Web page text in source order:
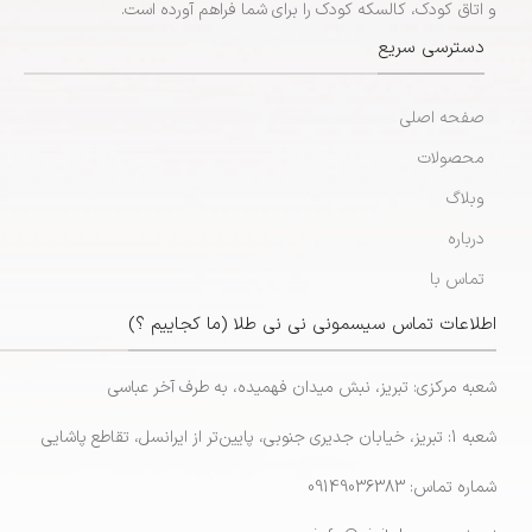
و اتاق کودک، کالسکه کودک را برای شما فراهم آورده است.
دسترسی سریع
صفحه اصلی
محصولات
وبلاگ
درباره
تماس با
اطلاعات تماس سیسمونی نی نی طلا (ما کجاییم ؟)
شعبه مرکزی: تبریز، نبش میدان فهمیده، به طرف آخر عباسی
شعبه 1: تبریز، خیابان جدیری جنوبی، پایین‌تر از ایرانسل، تقاطع پاشایی
شماره تماس: 09149036383